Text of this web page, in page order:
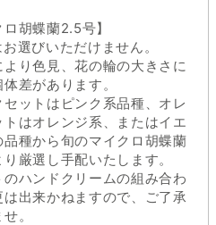
ロ胡蝶蘭2.5号】
選びいただけません。
より色見、花の輪の大きさに
差があります。
セットはピンク系品種、オレ
トはオレンジ系、またはイエ
品種から旬のマイクロ胡蝶蘭
厳選し手配いたします。
のハンドクリームの組み合わ
出来かねますので、ご了承
。